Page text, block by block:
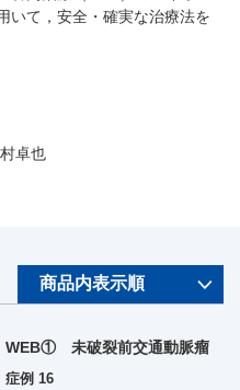
いて，安全・確実な治療法を
卓也
WEB① 未破裂前交通動脈瘤
症例 16